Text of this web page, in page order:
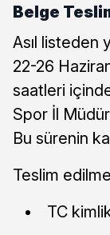
Belge
Asıl listeden
22-26
saatleri
Spor İl
Bu sürenin
Teslim
TC